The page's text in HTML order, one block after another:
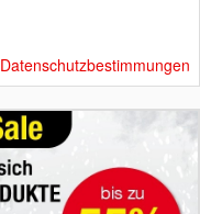
Datenschutzbestimmungen